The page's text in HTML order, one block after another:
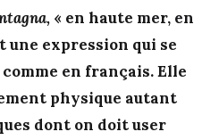
« en haute mer, en
une expression qui se
en français. Elle
physique autant
dont on doit user